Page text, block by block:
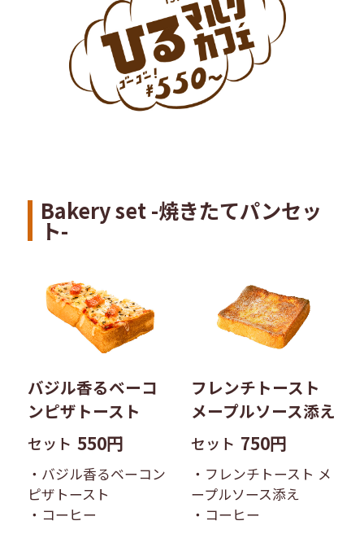
Bakery set -焼きたてパンセッ
ト-
バジル香るベーコ
ンピザトースト
セット 550円
・バジル香るベーコン
ピザトースト
・コーヒー
フレンチトースト
メープルソース添え
セット 750円
・フレンチトースト メ
ープルソース添え
・コーヒー